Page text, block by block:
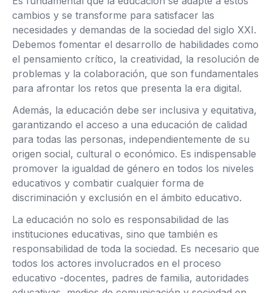
cambios y se transforme para satisfacer las
necesidades y demandas de la sociedad del siglo XXI.
Debemos fomentar el desarrollo de habilidades como
el pensamiento crítico, la creatividad, la resolución de
problemas y la colaboración, que son fundamentales
para afrontar los retos que presenta la era digital.
Además, la educación debe ser inclusiva y equitativa,
garantizando el acceso a una educación de calidad
para todas las personas, independientemente de su
origen social, cultural o económico. Es indispensable
promover la igualdad de género en todos los niveles
educativos y combatir cualquier forma de
discriminación y exclusión en el ámbito educativo.
La educación no solo es responsabilidad de las
instituciones educativas, sino que también es
responsabilidad de toda la sociedad. Es necesario que
todos los actores involucrados en el proceso
educativo -docentes, padres de familia, autoridades